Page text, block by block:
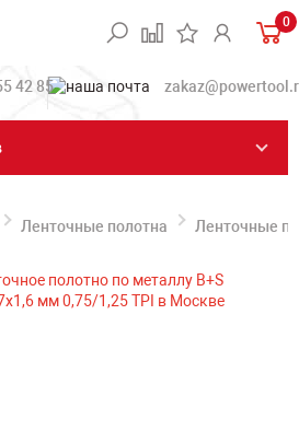
0
42 85
Ленточные полотна Ленточные